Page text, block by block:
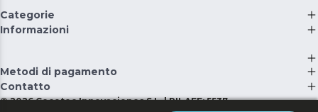
Categorie
Informazioni
Metodi di pagamento
Contatto
©2026 Cecotec Innovaciones S.L. | RII-AEE: 5537